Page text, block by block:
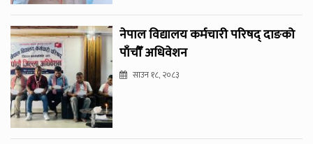
नेपाल विद्यालय कर्मचारी परिषद् दाङको
पाँचौँ अधिवेशन
साउन १८, २०८३